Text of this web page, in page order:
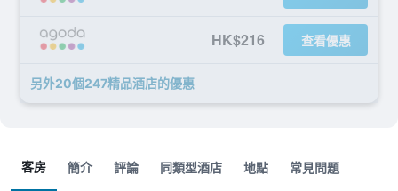
HK$216 查看優惠
另外20個247精品酒店​的優惠
客房 簡介 評論 同類型酒店 地點 常見問題